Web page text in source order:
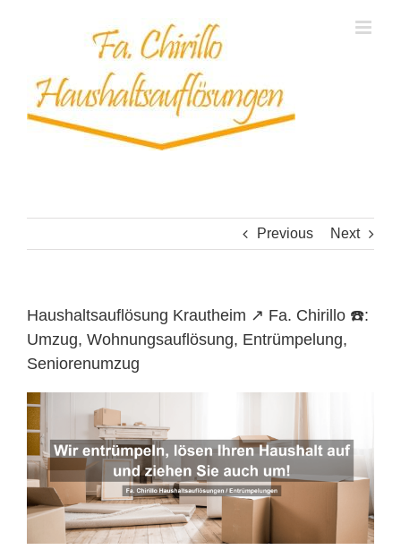
Previous Next
Haushaltsauflösung Krautheim ↗️ Fa. Chirillo ☎️:
Umzug, Wohnungsauflösung, Entrümpelung,
Seniorenumzug